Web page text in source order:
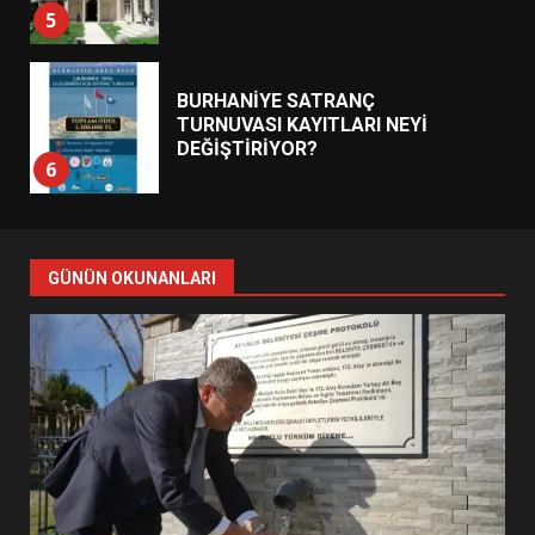
5
6
BURHANİYE SATRANÇ
TURNUVASI KAYITLARI NEYİ
DEĞİŞTİRİYOR?
7
YENİ YÖNETİM NASIL
ŞEKİLLENDİ?
1
AYVALIK SU MİRASI İÇİN
HAREKETE GEÇİYOR: GÖZLER
BULUŞMADA
GÜNÜN OKUNANLARI